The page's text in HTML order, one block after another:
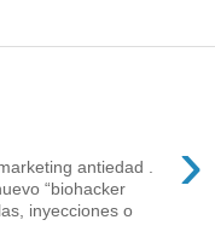
›
antiedad .
“biohacker
inyecciones o